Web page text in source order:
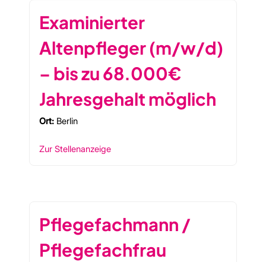
Examinierter
Altenpfleger (m/w/d)
– bis zu 68.000€
Jahresgehalt möglich
Ort: Berlin
Zur Stellenanzeige
Pflegefachmann /
Pflegefachfrau